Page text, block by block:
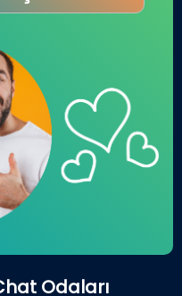
Odaları